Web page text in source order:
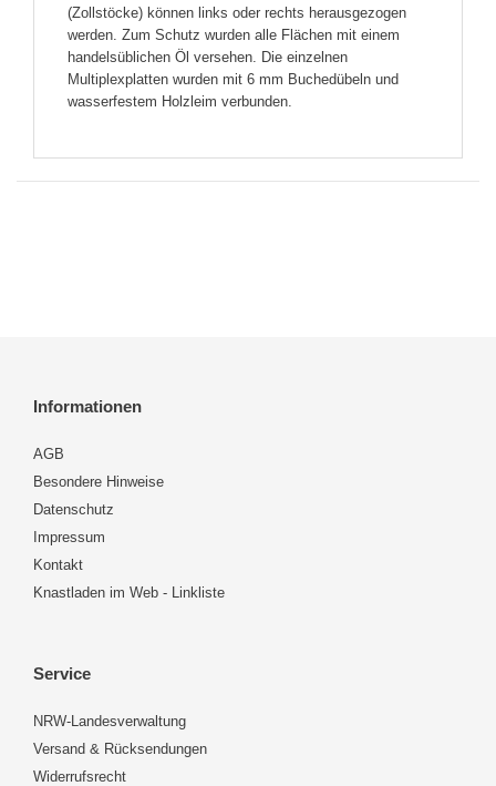
(Zollstöcke) können links oder rechts herausgezogen
werden. Zum Schutz wurden alle Flächen mit einem
handelsüblichen Öl versehen. Die einzelnen
Multiplexplatten wurden mit 6 mm Buchedübeln und
wasserfestem Holzleim verbunden.
Informationen
AGB
Besondere Hinweise
Datenschutz
Impressum
Kontakt
Knastladen im Web - Linkliste
Service
NRW-Landesverwaltung
Versand & Rücksendungen
Widerrufsrecht